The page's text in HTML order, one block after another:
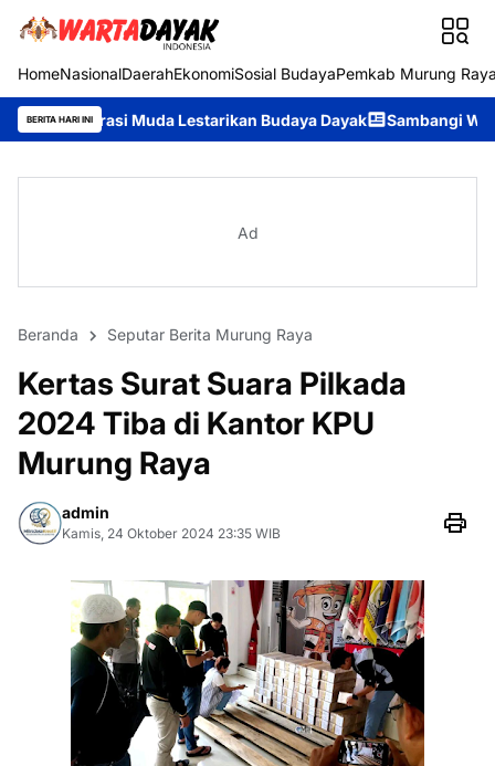
HomeNasionalDaerahEkonomiSosial BudayaPemkab Murung
BERITA HARI INI
Muda Lestarikan Budaya Dayak Sambangi Warga Desa,
Ad
Beranda Seputar Berita Murung Raya
Kertas Surat Suara Pilkada
2024 Tiba di Kantor KPU
Murung Raya
admin
Kamis, 24 Oktober 2024 23:35 WIB